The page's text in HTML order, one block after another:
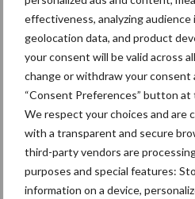
effectiveness, analyzing
geolocation data, and product
your consent will be valid across
change or withdraw your consent
“Consent Preferences” button
We respect your choices and are
with a transparent and secure
third-party vendors are
purposes and special features:
information on a device,
Dicke denkt dat er bij de wortels
soortgelijk proces plaatsvindt. De
chitine uit het insectenafval
van de planten kunnen opleveren
schimmels af te breken en de
plagen.
‘Er is al gebleken uit onderzoek dat
wortels planten helpen door ze